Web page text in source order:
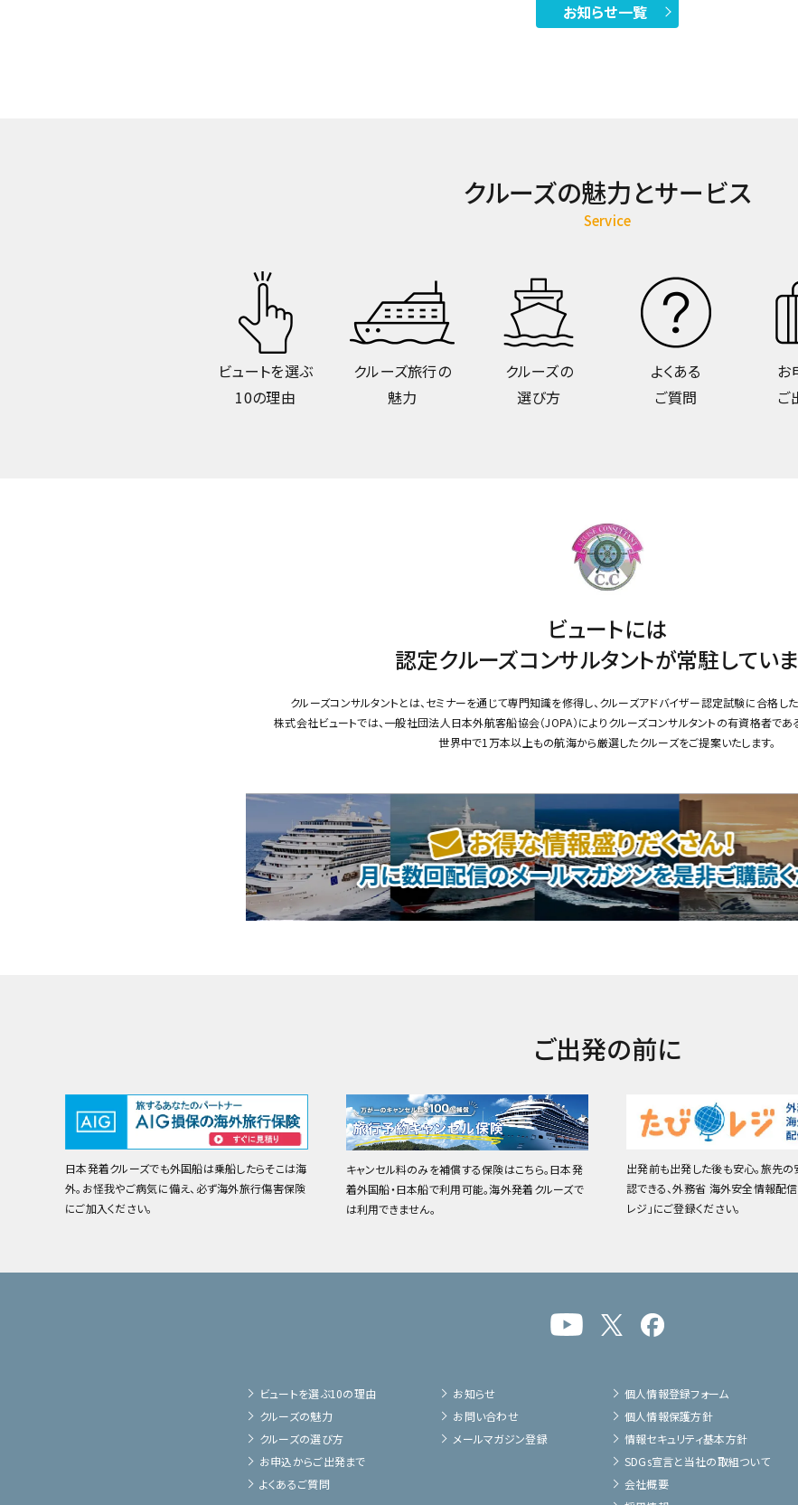
お知らせ一覧
クルーズの魅力とサービス
Service
ビュートを選ぶ
10の理由
クルーズ旅行の
魅力
クルーズの
選び方
よくある
ご質問
お
ご
ビュートには
認定クルーズコンサルタントが常駐してい
クルーズコンサルタントとは、セミナーを通じて専門知識を修得し、クルーズアドバイザー認定試験に合格した
株式会社ビュートでは、一般社団法人日本外航客船協会（JOPA）によりクルーズコンサルタントの有資格者であ
世界中で1万本以上もの航海から厳選したクルーズをご提案いたします。
ご出発の前に
日本発着クルーズでも外国船は乗船したらそこは海
外。お怪我やご病気に備え、必ず海外旅行傷害保険
にご加入ください。
キャンセル料のみを補償する保険はこちら。日本発
着外国船・日本船で利用可能。海外発着クルーズで
は利用できません。
出発前も出発した後も安心。旅先
認できる、外務省 海外安全情報配信
レジ」にご登録ください。
ビュートを選ぶ10の理由
クルーズの魅力
クルーズの選び方
お申込からご出発まで
よくあるご質問
お知らせ
お問い合わせ
メールマガジン登録
個人情報登録フォーム
個人情報保護方針
情報セキュリティ基本方針
SDGs宣言と当社の取組ついて
会社概要